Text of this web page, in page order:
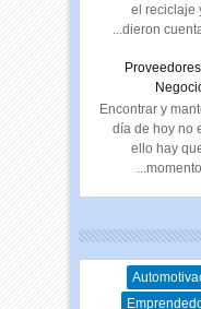
el reciclaje
dieron
70
Encontrar y
día de hoy no
ello hay